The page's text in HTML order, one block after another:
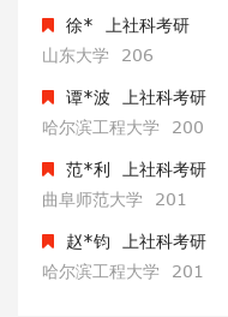
徐*
上社科考研
山东大学
206
谭*波
上社科考研
哈尔滨工程大学
200
范*利
上社科考研
曲阜师范大学
201
赵*钧
上社科考研
哈尔滨工程大学
201